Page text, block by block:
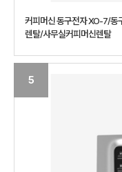
커피머신 동구전자 XO-7/동
렌탈/사무실커피머신렌탈
5